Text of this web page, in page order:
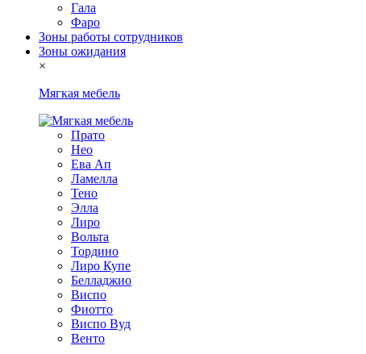
Гала
Фаро
Зоны работы сотрудников
Зоны ожидания
×
Мягкая мебель
Прато
Нео
Ева Ап
Ламелла
Тено
Элла
Лиро
Вольта
Тордино
Лиро Купе
Белладжио
Виспо
Фиотто
Виспо Вуд
Венто